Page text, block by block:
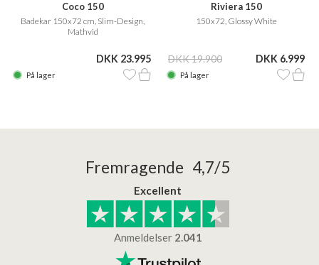
Coco 150
Badekar 150x72 cm, Slim-Design,
Mathvid
DKK 23.995
På lager
Riviera 150
150x72, Glossy White
DKK 19.900 DKK 6.999
På lager
Fremragende 4,7/5
Excellent
Anmeldelser 2.041